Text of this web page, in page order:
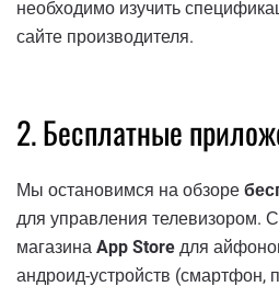
необходимо изучить
сайте производителя.
2. Бесплатные
Мы остановимся на обзоре
для управления телевизором.
магазина App Store для
андроид-устройств (смартфон,